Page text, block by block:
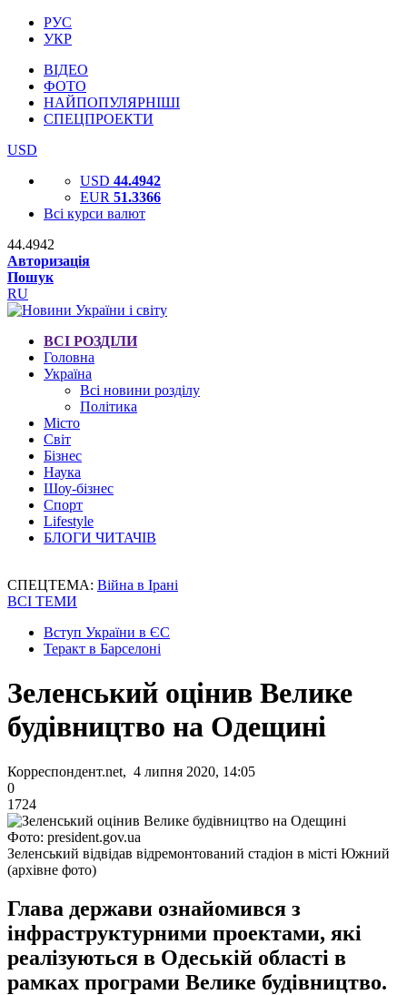
РУС
УКР
ВІДЕО
ФОТО
НАЙПОПУЛЯРНІШІ
СПЕЦПРОЕКТИ
USD
USD 44.4942
EUR 51.3366
Всі курси валют
44.4942
Авторизація
Пошук
RU
ВСІ РОЗДІЛИ
Головна
Україна
Всі новини розділу
Політика
Місто
Світ
Бізнес
Наука
Шоу-бізнес
Спорт
Lifestyle
БЛОГИ ЧИТАЧІВ
СПЕЦТЕМА: Війна в Ірані
ВСІ ТЕМИ
Вступ України в ЄС
Теракт в Барселоні
Зеленський оцінив Велике
будівництво на Одещині
Корреспондент.net, 4 липня 2020, 14:05
0
1724
Фото: president.gov.ua
Зеленський відвідав відремонтований стадіон в місті Южний
(архівне фото)
Глава держави ознайомився з
інфраструктурними проектами, які
реалізуються в Одеській області в
рамках програми Велике будівництво.